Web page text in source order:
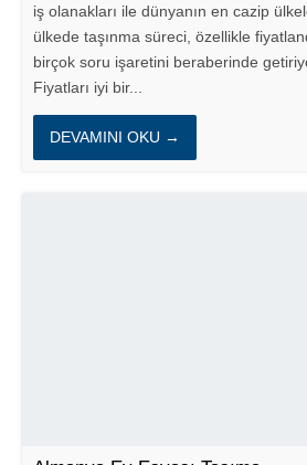
iş olanakları ile dünyanın en cazip
ülkede taşınma süreci, özellikle
birçok soru işaretini beraberinde
Fiyatları iyi bir...
DEVAMINI OKU →